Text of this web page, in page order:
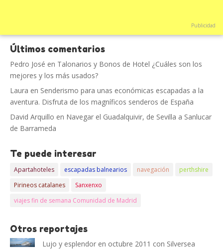
Publicidad
Últimos comentarios
Pedro José en Talonarios y Bonos de Hotel ¿Cuáles son los
mejores y los más usados?
Laura en Senderismo para unas económicas escapadas a la
aventura. Disfruta de los magníficos senderos de España
David Arquillo en Navegar el Guadalquivir, de Sevilla a Sanlucar
de Barrameda
Te puede interesar
Apartahoteles escapadas balnearios navegación
perthshire
Pirineos catalanes
Sanxenxo
viajes fin de semana Comunidad de Madrid
Otros reportajes
Lujo y esplendor en octubre 2011 con Silversea